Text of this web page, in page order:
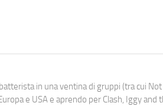
in una ventina di gruppi (tra cui
e USA e aprendo per Clash, Iggy and